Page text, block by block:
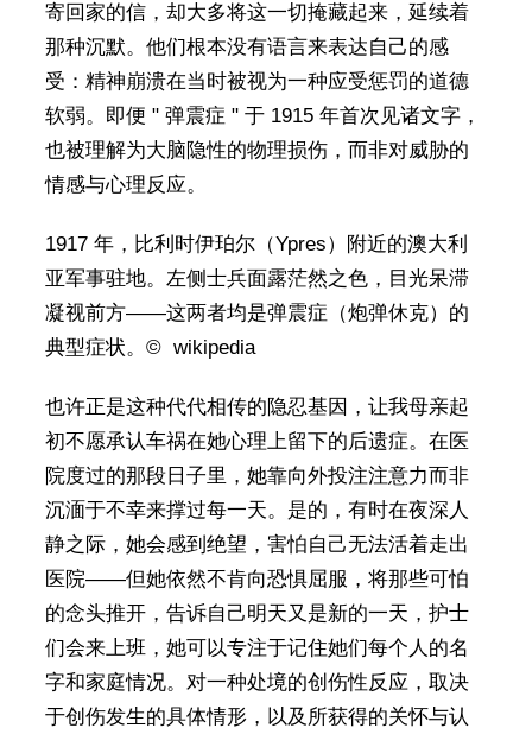
寄回家的信，却大多将这一切掩藏起来，延续着
那种沉默。他们根本没有语言来表达自己的感
受：精神崩溃在当时被视为一种应受惩罚的道德
软弱。即便 " 弹震症 " 于 1915 年首次见诸文字，
也被理解为大脑隐性的物理损伤，而非对威胁的
情感与心理反应。
1917 年，比利时伊珀尔（Ypres）附近的澳大利
亚军事驻地。左侧士兵面露茫然之色，目光呆滞
凝视前方——这两者均是弹震症（炮弹休克）的
典型症状。© wikipedia
也许正是这种代代相传的隐忍基因，让我母亲起
初不愿承认车祸在她心理上留下的后遗症。在医
院度过的那段日子里，她靠向外投注注意力而非
沉湎于不幸来撑过每一天。是的，有时在夜深人
静之际，她会感到绝望，害怕自己无法活着走出
医院——但她依然不肯向恐惧屈服，将那些可怕
的念头推开，告诉自己明天又是新的一天，护士
们会来上班，她可以专注于记住她们每个人的名
字和家庭情况。对一种处境的创伤性反应，取决
于创伤发生的具体情形，以及所获得的关怀与认